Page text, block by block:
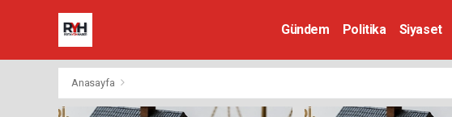
Gündem Politika Siyaset
Anasayfa